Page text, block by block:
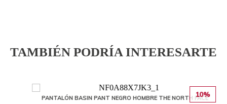
TAMBIÉN PODRÍA INTERESARTE
10%
PANTALÓN BASIN PANT NEGRO HOMBRE THE NORTH FACE